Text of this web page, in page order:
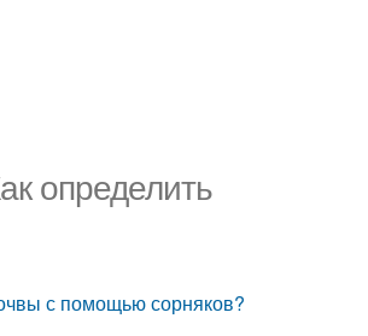
определить
с помощью сорняков?